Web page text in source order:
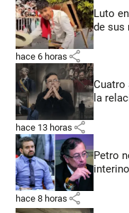
Luto
de sus
hace 6 horas share
Cuatro
la
hace 13 horas share
Petro
hace 8 horas share